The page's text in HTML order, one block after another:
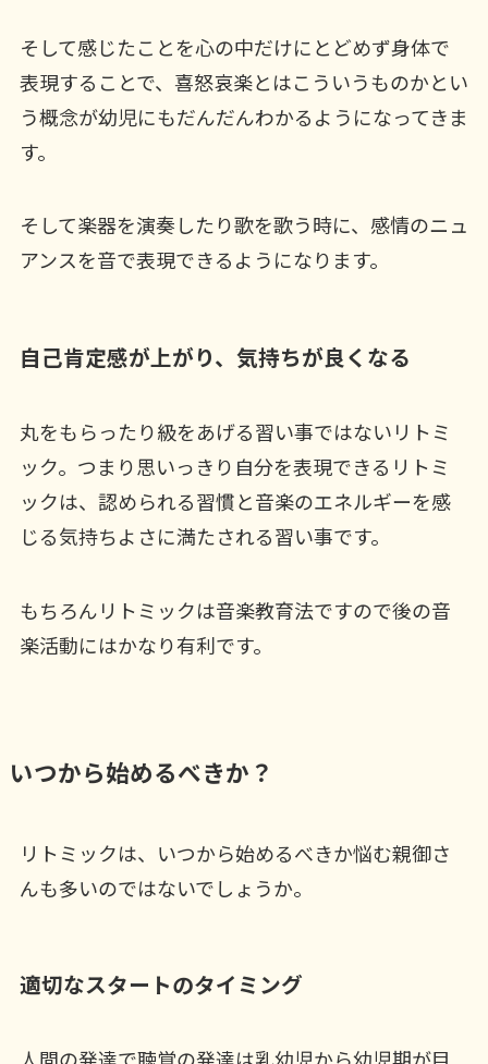
そして感じたことを心の中だけにとどめず身体で
表現することで、喜怒哀楽とはこういうものかとい
う概念が幼児にもだんだんわかるようになってきま
す。
そして楽器を演奏したり歌を歌う時に、感情のニュ
アンスを音で表現できるようになります。
自己肯定感が上がり、気持ちが良くなる
丸をもらったり級をあげる習い事ではないリトミ
ック。つまり思いっきり自分を表現できるリトミ
ックは、認められる習慣と音楽のエネルギーを感
じる気持ちよさに満たされる習い事です。
もちろんリトミックは音楽教育法ですので後の音
楽活動にはかなり有利です。
いつから始めるべきか？
リトミックは、いつから始めるべきか悩む親御さ
んも多いのではないでしょうか。
適切なスタートのタイミング